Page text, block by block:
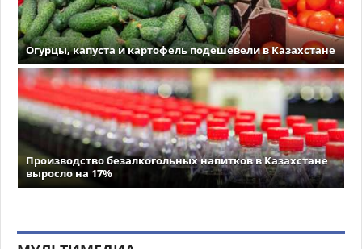
Огурцы, капуста и картофель подешевели в Казахстане
Производство безалкогольных напитков в Казахстане
выросло на 17%